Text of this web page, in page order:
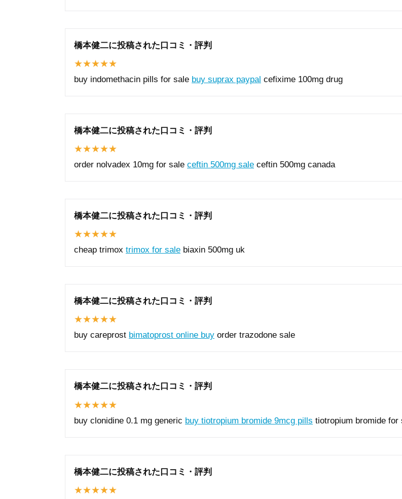
橋本健二に投稿された口コミ・評判
buy indomethacin pills for sale buy suprax paypal cefixime 100mg drug
橋本健二に投稿された口コミ・評判
order nolvadex 10mg for sale ceftin 500mg sale ceftin 500mg canada
橋本健二に投稿された口コミ・評判
cheap trimox trimox for sale biaxin 500mg uk
橋本健二に投稿された口コミ・評判
buy careprost bimatoprost online buy order trazodone sale
橋本健二に投稿された口コミ・評判
buy clonidine 0.1 mg generic buy tiotropium bromide 9mcg pills tiotropium bromide for
橋本健二に投稿された口コミ・評判